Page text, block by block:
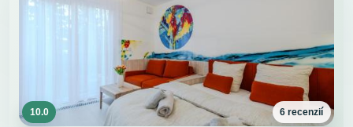
10.0 6 recenzií